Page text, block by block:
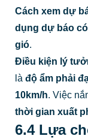
Cách xem dự
dụng dự báo
gió.
Điều kiện lý
là độ ẩm phải
10km/h. Việc
thời gian xuất
6.4 Lựa